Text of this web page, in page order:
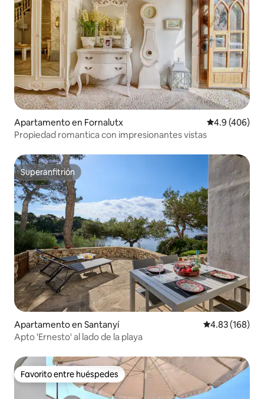
Apartamento en Fornalutx Calificación
4.9 (406)
Propiedad romantica con impresionantes vistas
Superanfitrión
Superanfitrión
Apartamento en Santanyí Calificación
4.83 (168)
Apto 'Ernesto' al lado de la playa
Favorito entre huéspedes
Favorito entre huéspedes